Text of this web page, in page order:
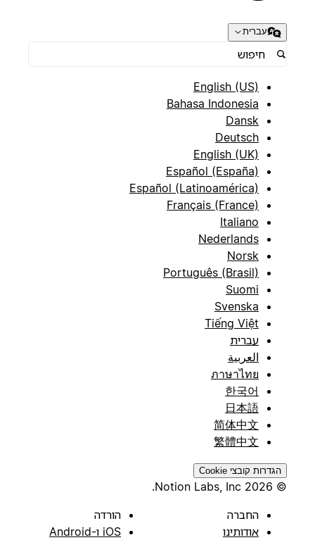
עברית
English (US)
Bahasa Indonesia
Dansk
Deutsch
English (UK)
Español (España)
Español (Latinoamérica)
Français (France)
Italiano
Nederlands
Norsk
Português (Brasil)
Suomi
Svenska
Tiếng Việt
עברית
العربية
ภาษาไทย
한국어
日本語
简体中文
繁體中文
הגדרות קובצי Cookie
החברה
אודותינו
הורדה
iOS ו-Android